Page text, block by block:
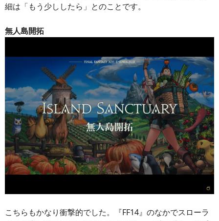
細は「もう少ししたら」とのことです。
無人島開拓
こちらもかなり衝撃的でした。『FF14』のなかでスローラ